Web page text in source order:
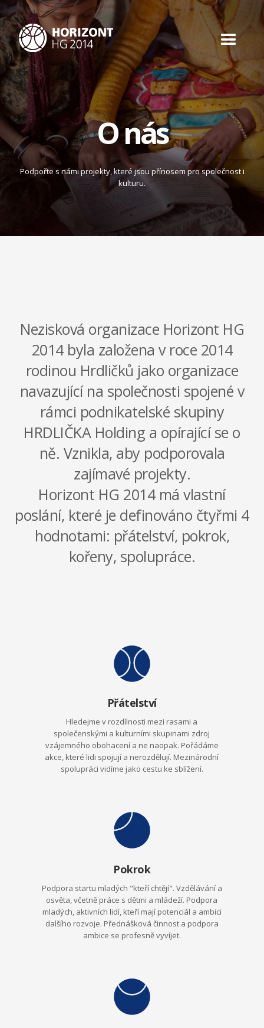
O nás
Podpořte s námi projekty, které jsou přínosem pro společnost i
kulturu.
Nezisková organizace Horizont HG
2014 byla založena v roce 2014
rodinou Hrdličků jako organizace
navazující na společnosti spojené v
rámci podnikatelské skupiny
HRDLIČKA Holding a opírající se o
ně. Vznikla, aby podporovala
zajímavé projekty.
Horizont HG 2014 má vlastní
poslání, které je definováno čtyřmi 4
hodnotami: přátelství, pokrok,
kořeny, spolupráce.
Přátelství
Hledejme v rozdílnosti mezi rasami a
společenskými a kulturními skupinami zdroj
vzájemného obohacení a ne naopak. Pořádáme
akce, které lidi spojují a nerozdělují. Mezinárodní
spolupráci vidíme jako cestu ke sblížení.
Pokrok
Podpora startu mladých "kteří chtějí". Vzdělávání a
osvěta, včetně práce s dětmi a mládeží. Podpora
mladých, aktivních lidí, kteří mají potenciál a ambici
dalšího rozvoje. Přednášková činnost a podpora
ambice se profesně vyvíjet.